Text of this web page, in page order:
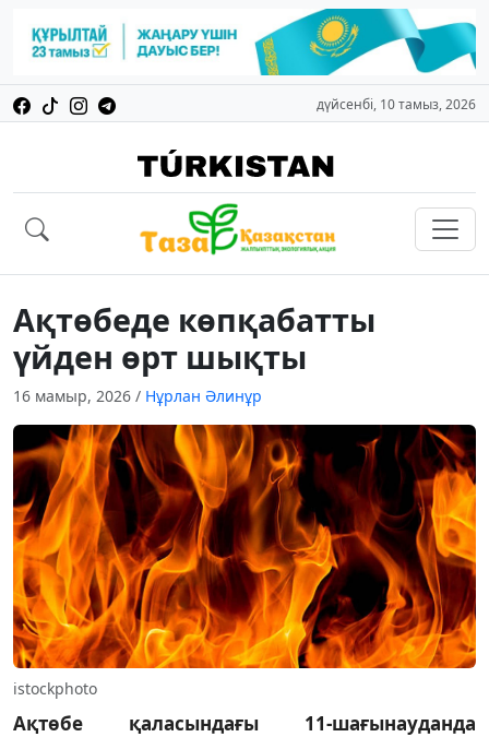
дүйсенбі, 10 тамыз, 2026
Ақтөбеде көпқабатты
үйден өрт шықты
16 мамыр, 2026 / Нұрлан Әлинұр
istockphoto
Ақтөбе қаласындағы 11-шағынауданда